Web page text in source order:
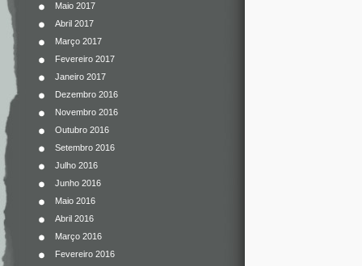
Maio 2017
Abril 2017
Março 2017
Fevereiro 2017
Janeiro 2017
Dezembro 2016
Novembro 2016
Outubro 2016
Setembro 2016
Julho 2016
Junho 2016
Maio 2016
Abril 2016
Março 2016
Fevereiro 2016